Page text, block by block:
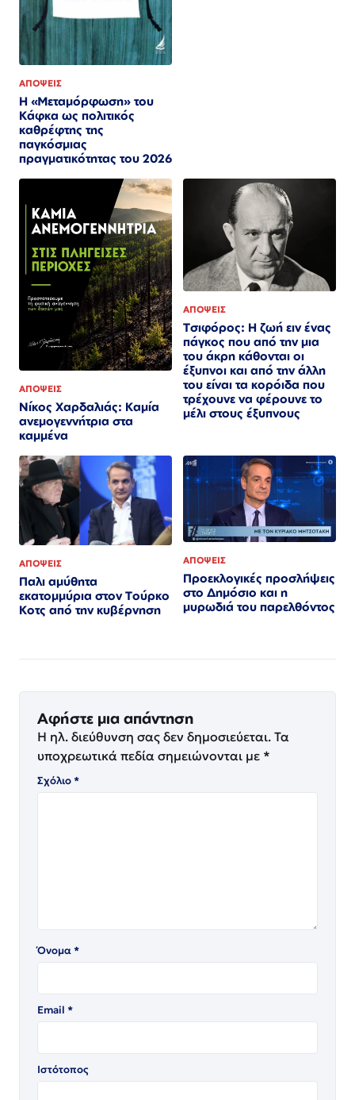
ΑΠΟΨΕΙΣ
Η «Μεταμόρφωση» του
Κάφκα ως πολιτικός
καθρέφτης της
παγκόσμιας
πραγματικότητας του 2026
ΑΠΟΨΕΙΣ
Νίκος Χαρδαλιάς: Καμία
ανεμογεννήτρια στα
καμμένα
ΑΠΟΨΕΙΣ
Τσιφόρος: Η ζωή ειν ένας
πάγκος που από την μια
του άκρη κάθονται οι
έξυπνοι και από την άλλη
του είναι τα κορόιδα που
τρέχουνε να φέρουνε το
μέλι στους έξυπνους
ΑΠΟΨΕΙΣ
Παλι αμύθητα
εκατομμύρια στον Τούρκο
Κοτς από την κυβέρνηση
ΑΠΟΨΕΙΣ
Προεκλογικές προσλήψεις
στο Δημόσιο και η
μυρωδιά του παρελθόντος
Αφήστε μια απάντηση
Η ηλ. διεύθυνση σας δεν δημοσιεύεται. Τα
υποχρεωτικά πεδία σημειώνονται με *
Σχόλιο*
Όνομα*
Email *
Ιστότοπος